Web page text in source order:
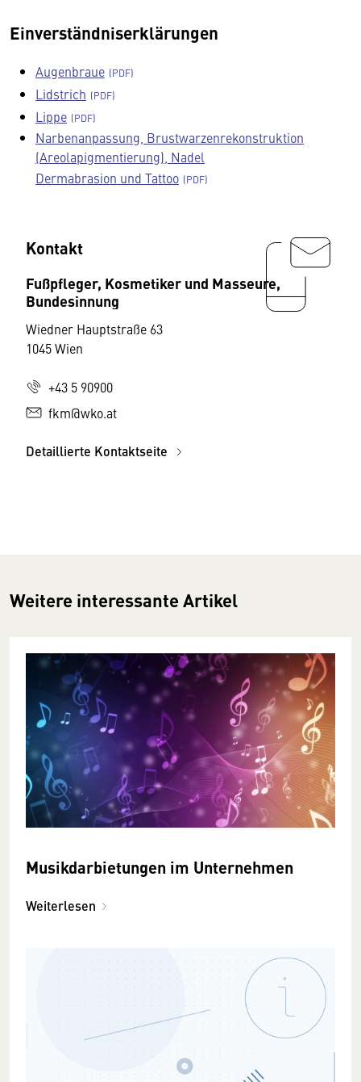
Einverständniserklärungen
Augenbraue
Lidstrich
Lippe
Narbenanpassung, Brustwarzenrekonstruktion
(Areolapigmentierung), Nadel
Dermabrasion und Tattoo
Kontakt
Fußpfleger, Kosmetiker und Masseure,
Bundesinnung
Wiedner Hauptstraße 63
1045 Wien
+43 5 90900
fkm@wko.at
Detaillierte Kontaktseite
Weitere interessante Artikel
Musikdarbietungen im Unternehmen
Weiterlesen